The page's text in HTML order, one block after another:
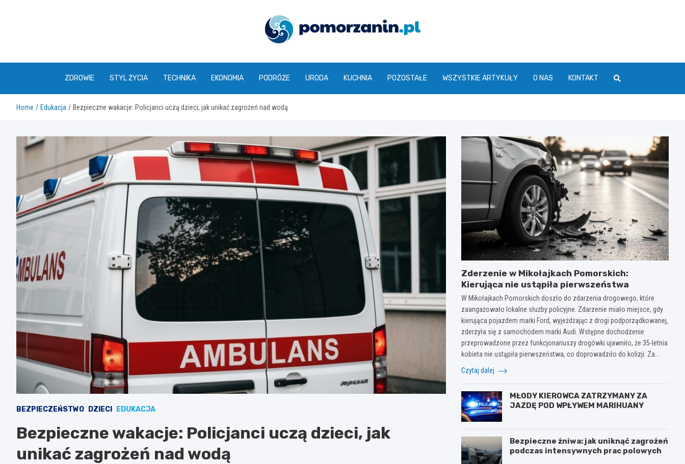
pomorzanin.pl
ZDROWIE STYL ŻYCIA TECHNIKA EKONOMIA PODRÓŻE URODA KUCHNIA POZOSTAŁE WSZYSTKIE ARTYKUŁY O NAS KONTAKT
Home Edukacja Bezpieczne wakacje: Policjanci uczą dzieci, jak unikać zagrożeń nad wodą
BEZPIECZEŃSTWO DZIECI EDUKACJA
Bezpieczne wakacje: Policjanci uczą dzieci, jak
unikać zagrożeń nad wodą
Zderzenie w Mikołajkach Pomorskich:
Kierująca nie ustąpiła pierwszeństwa
W Mikołajkach Pomorskich doszło do zdarzenia drogowego, które
zaangażowało lokalne służby policyjne. Zdarzenie miało miejsce, gdy
kierująca pojazdem marki Ford, wyjeżdżając z drogi podporządkowanej,
zderzyła się z samochodem marki Audi. Wstępne dochodzenie
przeprowadzone przez funkcjonariuszy drogówki ujawniło, że 35-letnia
kobieta nie ustąpiła pierwszeństwa, co doprowadziło do kolizji. Za…
Czytaj dalej
MŁODY KIEROWCA ZATRZYMANY ZA
JAZDĘ POD WPŁYWEM MARIHUANY
Bezpieczne żniwa: jak uniknąć zagrożeń
podczas intensywnych prac polowych